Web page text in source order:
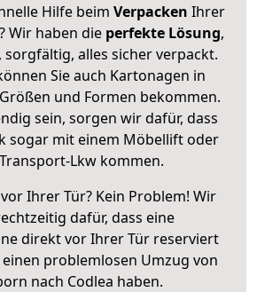
Hilfe beim Verpacken Ihrer
? Wir haben die perfekte Lösung,
sorgfältig, alles sicher verpackt.
Sie auch Kartonagen in
und Formen bekommen.
sein, sorgen wir dafür, dass
sogar mit einem Möbellift oder
Lkw kommen.
Ihrer Tür? Kein Problem! Wir
dafür, dass eine
direkt vor Ihrer Tür reserviert
problemlosen Umzug von
nach Codlea haben.